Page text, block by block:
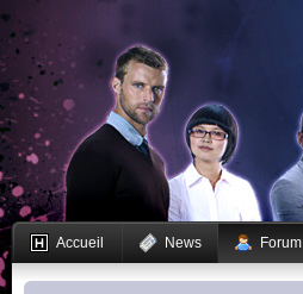
Accueil News Forum